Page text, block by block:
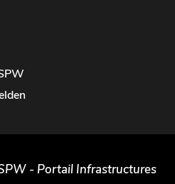
- Portail Infrastructures